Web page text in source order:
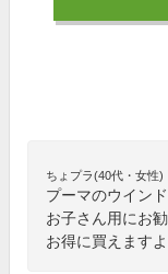
ちょプラ(40代・女性)
プーマのウイン
お子さん用にお
お得に買えますよ